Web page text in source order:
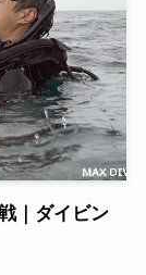
｜ダイビン